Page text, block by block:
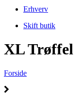
Erhverv
Skift butik
XL Trøffel
Forside